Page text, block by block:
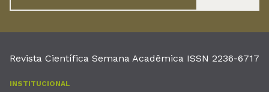
Revista Científica Semana Acadêmica ISSN 2236-6717
INSTITUCIONAL